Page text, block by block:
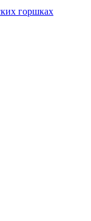
горшках